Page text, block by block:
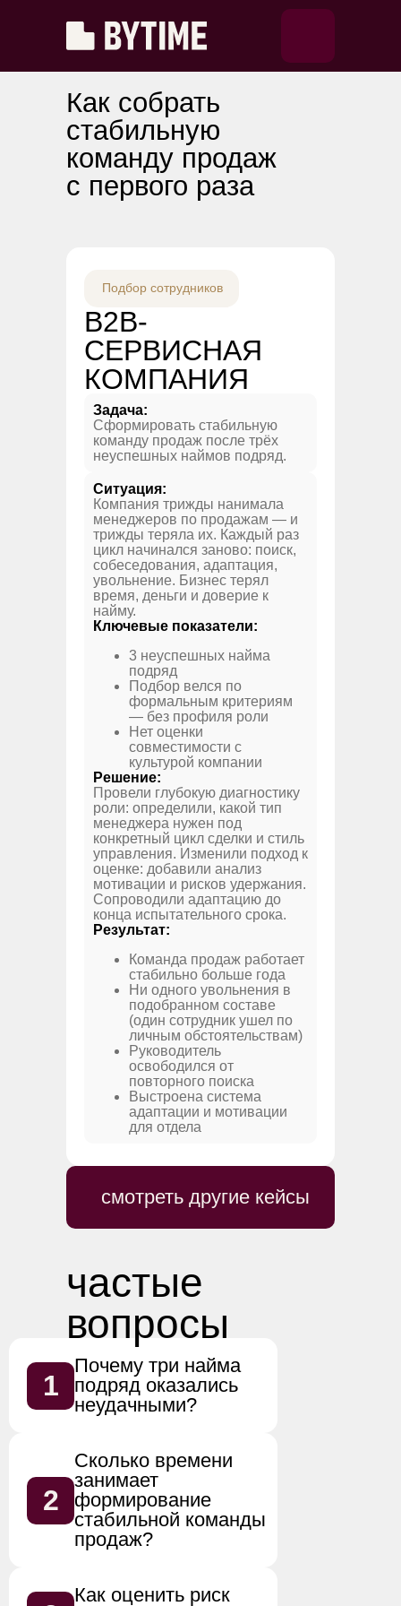
Как собрать
стабильную
команду продаж
с первого раза
Подбор сотрудников
B2B-
СЕРВИСНАЯ
КОМПАНИЯ
Задача:
Сформировать стабильную
команду продаж после трёх
неуспешных наймов подряд.
Ситуация:
Компания трижды нанимала
менеджеров по продажам — и
трижды теряла их. Каждый раз
цикл начинался заново: поиск,
собеседования, адаптация,
увольнение. Бизнес терял
время, деньги и доверие к
найму.
Ключевые показатели:
3 неуспешных найма
подряд
Подбор велся по
формальным критериям
— без профиля роли
Нет оценки
совместимости с
культурой компании
Решение:
Провели глубокую диагностику
роли: определили, какой тип
менеджера нужен под
конкретный цикл сделки и стиль
управления. Изменили подход к
оценке: добавили анализ
мотивации и рисков удержания.
Сопроводили адаптацию до
конца испытательного срока.
Результат:
Команда продаж работает
стабильно больше года
Ни одного увольнения в
подобранном составе
(один сотрудник ушел по
личным обстоятельствам)
Руководитель
освободился от
повторного поиска
Выстроена система
адаптации и мотивации
для отдела
смотреть другие кейсы
1
Почему три найма
подряд оказались
неудачными?
Чаще всего причина — отсутствие
чёткого профиля роли и оценки
мотивации. Компании нанимают
по резюме, не проверяя,
совпадают ли ожидания
кандидата с реальными
условиями работы и культурой
2
Сколько времени
занимает
формирование
стабильной команды
продаж?
В этом проекте команда была
Как оценить риск
частые
вопросы